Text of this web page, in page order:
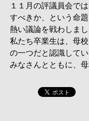
１１月の評議員会で
すべきか、という命
熱い議論を戦わしまし
私たち卒業生は、母
の一つだと認識してい
みなさんとともに、